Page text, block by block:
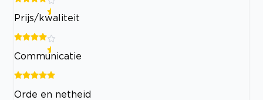
Prijs/kwaliteit
Communicatie
Orde en netheid